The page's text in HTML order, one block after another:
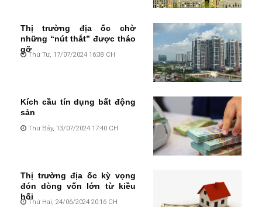
Thị trường địa ốc chờ
những “nút thắt” được tháo
gỡ
Thứ Tư, 17/07/2024 16:38 CH
Kích cầu tín dụng bất động
sản
Thứ Bảy, 13/07/2024 17:40 CH
Thị trường địa ốc kỳ vọng
đón dòng vốn lớn từ kiều
hối
Thứ Hai, 24/06/2024 20:16 CH